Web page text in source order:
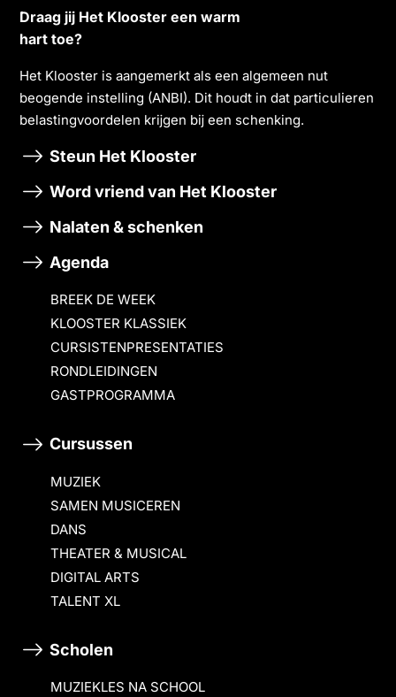
Draag jij Het Klooster een warm
hart toe?
Het Klooster is aangemerkt als een algemeen nut
beogende instelling (ANBI). Dit houdt in dat particulieren
belastingvoordelen krĳgen bĳ een schenking.
Steun Het Klooster
Word vriend van Het Klooster
Nalaten & schenken
Agenda
BREEK DE WEEK
KLOOSTER KLASSIEK
CURSISTENPRESENTATIES
RONDLEIDINGEN
GASTPROGRAMMA
Cursussen
MUZIEK
SAMEN MUSICEREN
DANS
THEATER & MUSICAL
DIGITAL ARTS
TALENT XL
Scholen
MUZIEKLES NA SCHOOL